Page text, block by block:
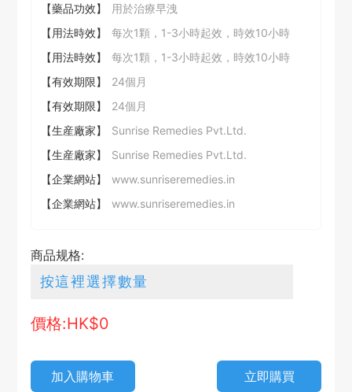
【藥品功效】
用於治療早洩
【用法時效】
每次1顆，1-3小時起效，時效10小時
【用法時效】
每次1顆，1-3小時起效，時效10小時
【有效期限】
24個月
【有效期限】
24個月
【生産廠家】
Sunrise Remedies Pvt.Ltd.
【生産廠家】
Sunrise Remedies Pvt.Ltd.
【企業網站】
www.sunriseremedies.in
【企業網站】
www.sunriseremedies.in
商品规格:
價格:HK$0
加入購物車 立即購買